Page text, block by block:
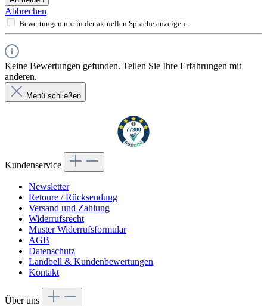
Abbrechen
Bewertungen nur in der aktuellen Sprache anzeigen.
Keine Bewertungen gefunden. Teilen Sie Ihre Erfahrungen mit
anderen.
Menü schließen
Kundenservice
Newsletter
Retoure / Rücksendung
Versand und Zahlung
Widerrufsrecht
Muster Widerrufsformular
AGB
Datenschutz
Landbell & Kundenbewertungen
Kontakt
Über uns